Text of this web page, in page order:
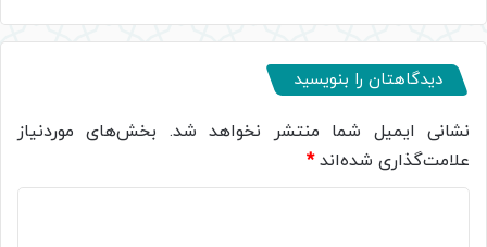
دیدگاهتان را بنویسید
نشانی ایمیل شما منتشر نخواهد شد. بخش‌های موردنیاز
علامت‌گذاری شده‌اند*